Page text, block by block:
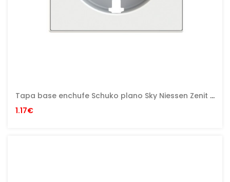
Tapa base enchufe Schuko plano Sky Niessen Zenit blanco con embellecedor en blanco
1.17€